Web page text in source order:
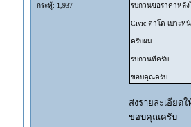
กระทู้: 1,937
รบกวนขอราคาหลั
Civic ตาโต เบาะห
ครับผม
รบกวนทีครับ
ขอบคุณครับ
ส่งรายละเอียด
ขอบคุณครับ